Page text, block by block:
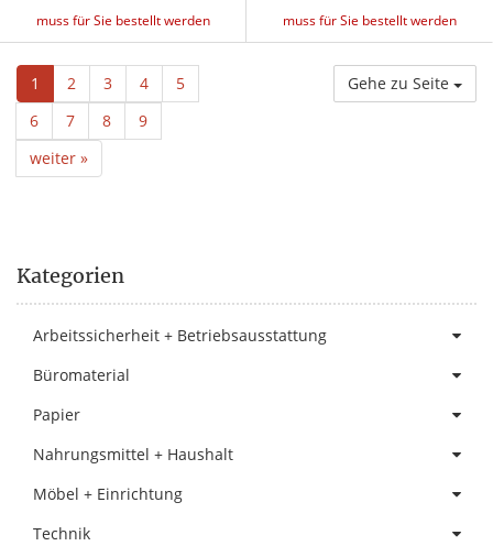
muss für Sie bestellt werden muss für Sie bestellt werden
1 2 3 4
5
6
7 8
9
weiter »
Gehe zu Seite
Kategorien
Arbeitssicherheit + Betriebsausstattung
Büromaterial
Papier
Nahrungsmittel + Haushalt
Möbel + Einrichtung
Technik